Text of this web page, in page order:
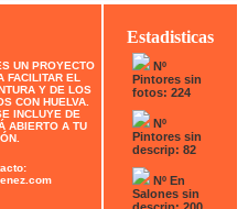
UN PROYECTO
FACILITAR EL
Y DE LOS
CON HUELVA.
INCLUYE DE
ABIERTO A TU
Estadisticas
Nº
Pintores sin
fotos: 224
Nº
Pintores sin
descrip: 82
Nº En
Salones sin